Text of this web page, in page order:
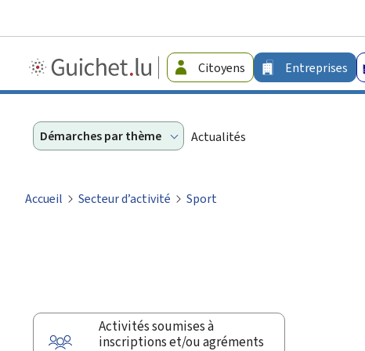
Guichet.lu
-
Citoyens Entreprises
Démarches par thème Actualités
Accueil Secteur d’activité Sport
Activités soumises à
inscriptions et/ou agréments